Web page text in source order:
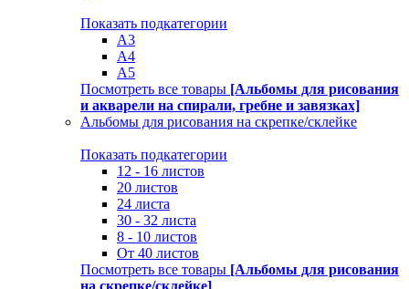
Показать подкатегории
А3
А4
А5
Посмотреть все товары [Альбомы для рисования
и акварели на спирали, гребне и завязках]
Альбомы для рисования на скрепке/склейке
Показать подкатегории
12 - 16 листов
20 листов
24 листа
30 - 32 листа
8 - 10 листов
От 40 листов
Посмотреть все товары [Альбомы для рисования